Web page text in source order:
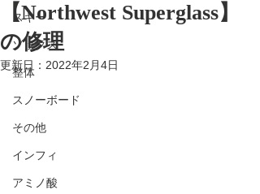
スキー
ソックス
整体
スノーボード
その他
インフィ
アミノ酸
【Northwest Superglass】
の修理
更新日： 2022年2月4日